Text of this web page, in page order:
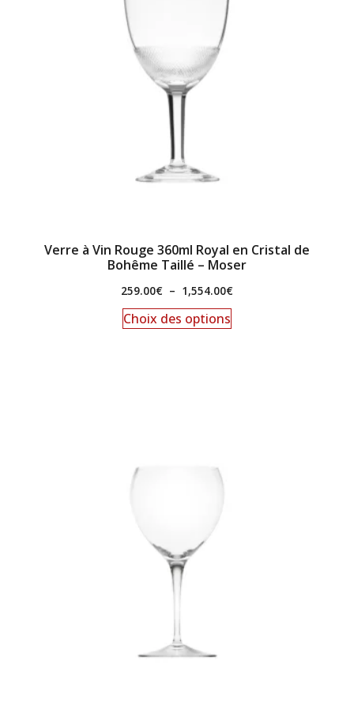
Verre à Vin Rouge 360ml Royal en Cristal de
Bohême Taillé – Moser
259.00€ – 1,554.00€
Choix des options